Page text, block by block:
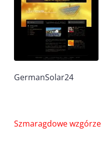
GermanSolar24
Nawigacja
Szmaragdowe wzgórze